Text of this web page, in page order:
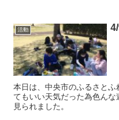
活動
本日は、中央市のふるさと
てもいい天気だった為色ん
見られました。